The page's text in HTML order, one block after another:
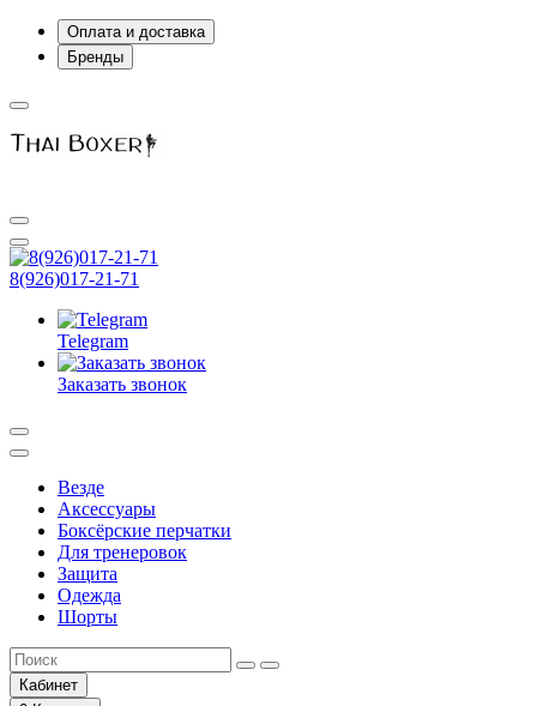
Оплата и доставка
Бренды
8(926)017-21-71
Telegram
Заказать звонок
Везде
Аксессуары
Боксёрские перчатки
Для тренеровок
Защита
Одежда
Шорты
Кабинет